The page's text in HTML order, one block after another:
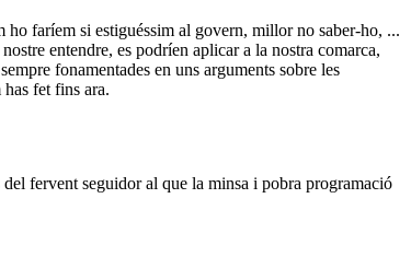
ho faríem si estiguéssim al govern, millor no saber-ho, ...
entendre, es podríen aplicar a la nostra comarca,
fonamentades en uns arguments sobre les
fet fins ara.
fervent seguidor al que la minsa i pobra programació